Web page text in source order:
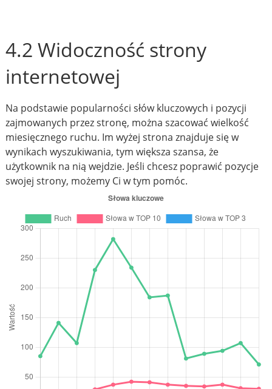
4.2 Widoczność strony
internetowej
Na podstawie popularności słów kluczowych i pozycji
zajmowanych przez stronę, można szacować wielkość
miesięcznego ruchu. Im wyżej strona znajduje się w
wynikach wyszukiwania, tym większa szansa, że
użytkownik na nią wejdzie. Jeśli chcesz poprawić pozycje
swojej strony, możemy Ci w tym pomóc.